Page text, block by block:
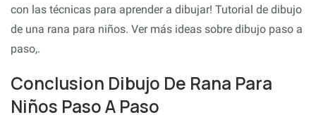
con las técnicas para aprender a dibujar! Tutorial de dibujo
de una rana para niños. Ver más ideas sobre dibujo paso a
paso,.
Conclusion Dibujo De Rana Para
Niños Paso A Paso